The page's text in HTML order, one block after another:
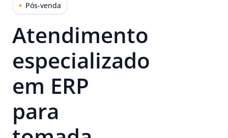
Pós-venda
Atendimento
especializado
em ERP
para